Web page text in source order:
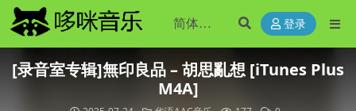
登录
[录音室专辑]無印良品 – 胡思亂想 [iTunes Plus
M4A]